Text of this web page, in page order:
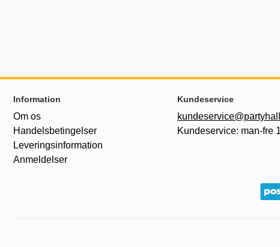
Sidefodsinhold Blandet info og links
Information
Om os
Handelsbetingelser
Leveringsinformation
Anmeldelser
Kundeservice
Kundeservice: man-fre